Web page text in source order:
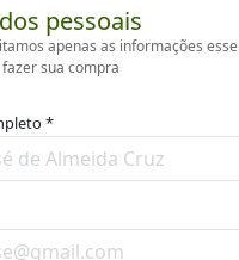
pessoais
apenas as informações
sua compra
*